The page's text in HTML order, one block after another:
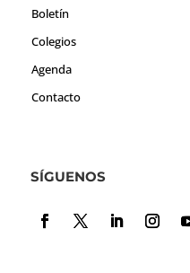
Boletín
Colegios
Agenda
Contacto
SÍGUENOS